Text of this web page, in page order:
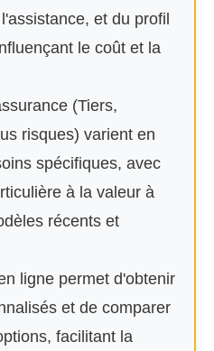
et du profil
le coût et la
(Tiers,
risques) varient en
spécifiques, avec
à la valeur à
récents et
ligne permet d'obtenir
et de comparer
facilitant la